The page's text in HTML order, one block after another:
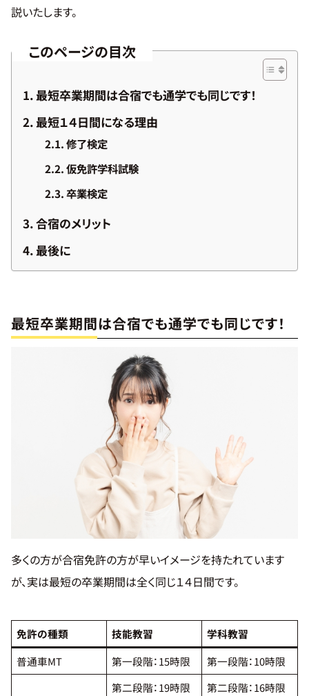
金・
種
習
用
情
お
知
要
施
紹
介
説いたします。
このページの目次
最短卒業期間は合宿でも通学でも同じです！
最短１４日間になる理由
修了検定
仮免許学科試験
卒業検定
合宿のメリット
最後に
最短卒業期間は合宿でも通学でも同じです！
多くの方が合宿免許の方が早いイメージを持たれています
が、実は最短の卒業期間は全く同じ１４日間です。
免許の種類 技能教習
学科教習
普通車MT
第一段階：15時限
第一段階：10時限
第二段階：19時限
第二段階：16時限